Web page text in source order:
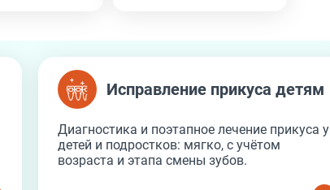
Исправление прикуса детям
Исправление прикуса детям
Диагностика и поэтапное лечение прикуса у
детей и подростков: мягко, с учётом
возраста и этапа смены зубов.